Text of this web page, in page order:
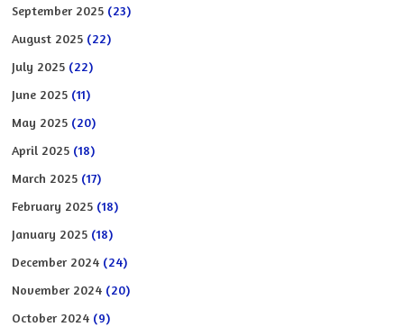
September 2025 (23)
August 2025 (22)
July 2025 (22)
June 2025 (11)
May 2025 (20)
April 2025 (18)
March 2025 (17)
February 2025 (18)
January 2025 (18)
December 2024 (24)
November 2024 (20)
October 2024 (9)